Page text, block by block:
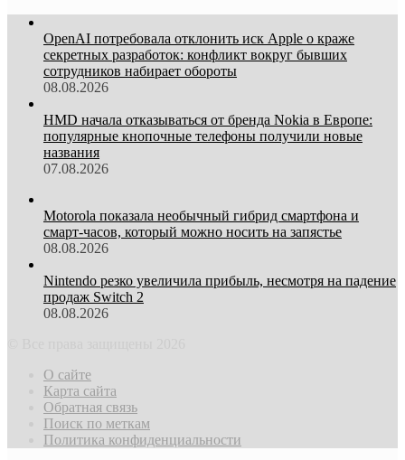
OpenAI потребовала отклонить иск Apple о краже
секретных разработок: конфликт вокруг бывших
сотрудников набирает обороты
08.08.2026
HMD начала отказываться от бренда Nokia в Европе:
популярные кнопочные телефоны получили новые
названия
07.08.2026
Motorola показала необычный гибрид смартфона и
смарт-часов, который можно носить на запястье
08.08.2026
Nintendo резко увеличила прибыль, несмотря на падение
продаж Switch 2
08.08.2026
О сайте
Карта сайта
Обратная связь
Поиск по меткам
Политика конфиденциальности